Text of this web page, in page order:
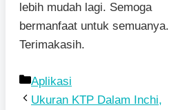
lebih mudah lagi. Semoga
bermanfaat untuk semuanya.
Terimakasih.
Kategori
Aplikasi
Ukuran KTP Dalam Inchi,